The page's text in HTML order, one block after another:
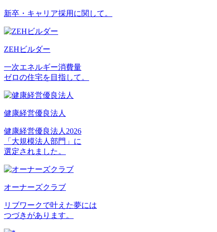
新卒・キャリア採用に関して。
ZEHビルダー
一次エネルギー消費量
ゼロの住宅を目指して。
健康経営優良法人
健康経営優良法人2026
「大規模法人部門」に
選定されました。
オーナーズクラブ
リブワークで叶えた夢には
つづきがあります。